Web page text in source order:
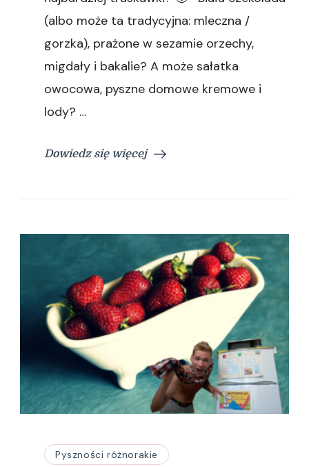
(albo może ta tradycyjna: mleczna /
gorzka), prażone w sezamie orzechy,
migdały i bakalie? A może sałatka
owocowa, pyszne domowe kremowe i
lody? …
Dowiedz się więcej
Pyszności różnorakie